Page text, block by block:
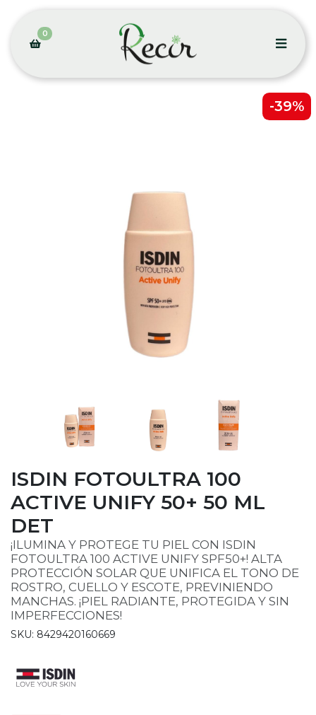
0
-39%
ISDIN FOTOULTRA 100
ACTIVE UNIFY 50+ 50 ML
DET
¡ILUMINA Y PROTEGE TU PIEL CON ISDIN
FOTOULTRA 100 ACTIVE UNIFY SPF50+! ALTA
PROTECCIÓN SOLAR QUE UNIFICA EL TONO DE
ROSTRO, CUELLO Y ESCOTE, PREVINIENDO
MANCHAS. ¡PIEL RADIANTE, PROTEGIDA Y SIN
IMPERFECCIONES!
SKU: 8429420160669